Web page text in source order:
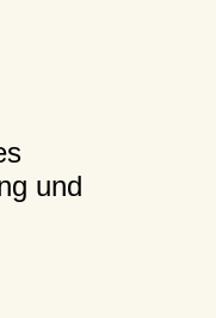
und